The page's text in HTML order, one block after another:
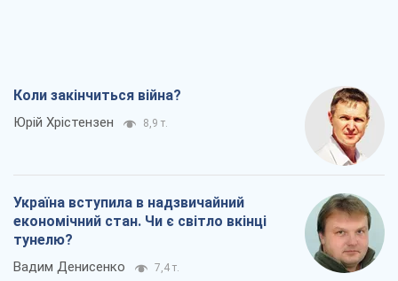
Коли закінчиться війна?
Юрій Хрістензен 8,9 т.
Україна вступила в надзвичайний
економічний стан. Чи є світло вкінці
тунелю?
Вадим Денисенко 7,4 т.